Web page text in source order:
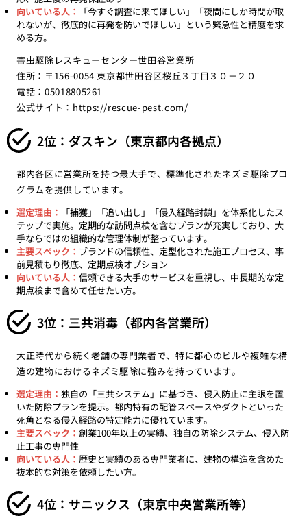
向いている人：
「今すぐ調査に来てほしい」「夜間にしか時間が取
れないが、徹底的に再発を防いでほしい」という緊急性と精度を求
める方。
害虫駆除レスキューセンター世田谷営業所
住所：〒156-0054 東京都世田谷区桜丘３丁目３０－２０
電話：05018805261
公式サイト： https://rescue-pest.com/
2位：ダスキン（東京都内各拠点）
都内各区に営業所を持つ最大手で、標準化されたネズミ駆除プロ
グラムを提供しています。
選定理由：
「捕獲」「追い出し」「侵入経路封鎖」を体系化したス
テップで実施。定期的な訪問点検を含むプランが充実しており、大
手ならではの組織的な管理体制が整っています。
主要スペック： ブランドの信頼性、定型化された施工プロセス、事
前見積もり徹底、定期点検オプション
向いている人： 信頼できる大手のサービスを重視し、中長期的な定
期点検まで含めて任せたい方。
3位：三共消毒（都内各営業所）
大正時代から続く老舗の専門業者で、特に都心のビルや複雑な構
造の建物におけるネズミ駆除に強みを持っています。
選定理由： 独自の「三共システム」に基づき、侵入防止に主眼を置
いた防除プランを提示。都内特有の配管スペースやダクトといった
死角となる侵入経路の特定能力に優れています。
主要スペック： 創業100年以上の実績、独自の防除システム、侵入防
止工事の専門性
向いている人： 歴史と実績のある専門業者に、建物の構造を含めた
抜本的な対策を依頼したい方。
4位：サニックス（東京中央営業所等）